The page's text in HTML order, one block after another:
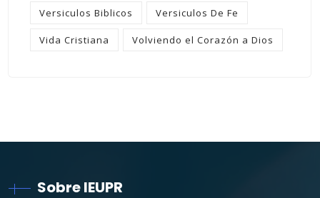
Versiculos Biblicos Versiculos De Fe
Vida Cristiana Volviendo el Corazón a Dios
Sobre IEUPR